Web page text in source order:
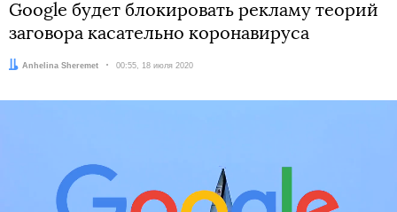
Google будет блокировать рекламу теорий
заговора касательно коронавируса
Автор:
Anhelina Sheremet Дата:
00:55, 18 июля 2020